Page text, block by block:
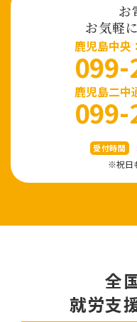
お
お気軽
⿅児島中央
鹿児島二中
受付時間
※祝⽇
全
就労⽀